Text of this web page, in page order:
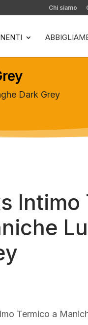
Chi siamo
Dark Grey
Intimo
Termico a